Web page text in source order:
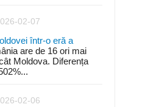
02-07
într-o eră a
are de 16 ori mai
Moldova. Diferența
02-06